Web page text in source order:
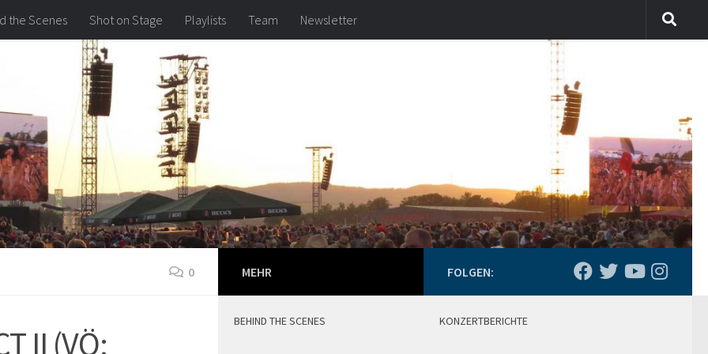
the Scenes Shot on Stage Playlists Team Newsletter
0
II (VÖ:
FOLGEN:
KONZERTBERICHTE
MEHR
BEHIND THE SCENES